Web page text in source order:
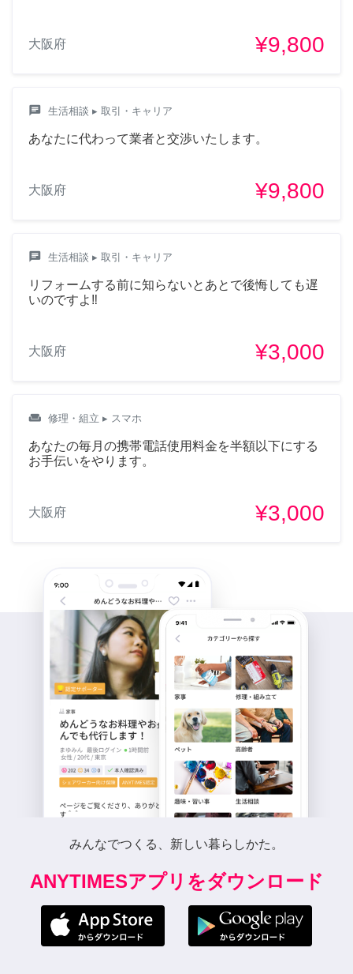
大阪府 ¥9,800
chat 生活相談 ▸ 取引・キャリア
あなたに代わって業者と交渉いたします。
大阪府 ¥9,800
chat 生活相談 ▸ 取引・キャリア
リフォームする前に知らないとあとで後悔しても遅
いのですよ‼️
大阪府 ¥3,000
weekend 修理・組立 ▸ スマホ
あなたの毎月の携帯電話使用料金を半額以下にする
お手伝いをやります。
大阪府 ¥3,000
みんなでつくる、新しい暮らしかた。
ANYTIMESアプリをダウンロード